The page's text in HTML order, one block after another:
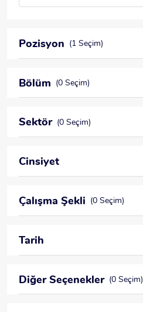
Pozisyon (1 Seçim)
Bölüm (0 Seçim)
Sektör (0 Seçim)
Cinsiyet
Çalışma Şekli (0 Seçim)
Tarih
Diğer Seçenekler (0 Seçim)